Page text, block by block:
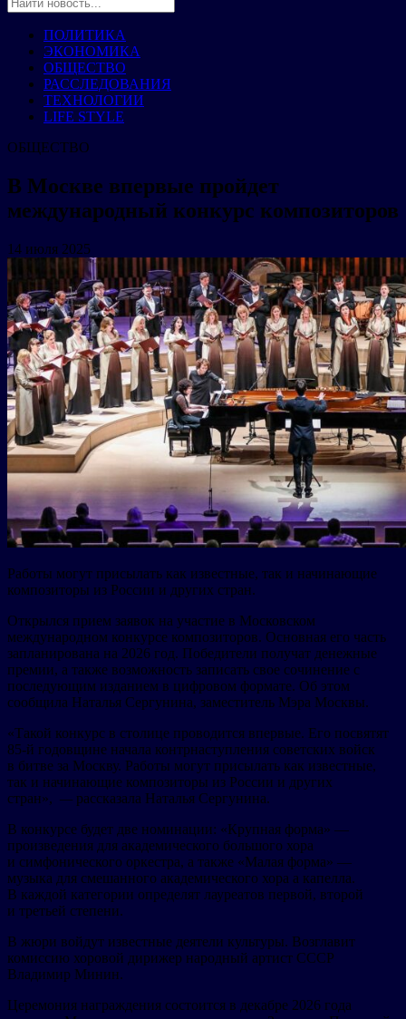
ПОЛИТИКА
ЭКОНОМИКА
ОБЩЕСТВО
РАССЛЕДОВАНИЯ
ТЕХНОЛОГИИ
LIFE STYLE
ОБЩЕСТВО
В Москве впервые пройдет
международный конкурс композиторов
14 июля 2025
Работы могут присылать как известные, так и начинающие
композиторы из России и других стран.
Открылся прием заявок на участие в Московском
международном конкурсе композиторов. Основная его часть
запланирована на 2026 год. Победители получат денежные
премии, а также возможность записать свое сочинение с
последующим изданием в цифровом формате. Об этом
сообщила Наталья Сергунина, заместитель Мэра Москвы.
«Такой конкурс в столице проводится впервые. Его посвятят
85-й годовщине начала контрнаступления советских войск
в битве за Москву. Работы могут присылать как известные,
так и начинающие композиторы из России и других
стран», — рассказала Наталья Сергунина.
В конкурсе будет две номинации: «Крупная форма» —
произведения для академического большого хора
и симфонического оркестра, а также «Малая форма» —
музыка для смешанного академического хора а капелла.
В каждой категории определят лауреатов первой, второй
и третьей степени.
В жюри войдут известные деятели культуры. Возглавит
комиссию хоровой дирижер народный артист СССР
Владимир Минин.
Церемония награждения состоится в декабре 2026 года